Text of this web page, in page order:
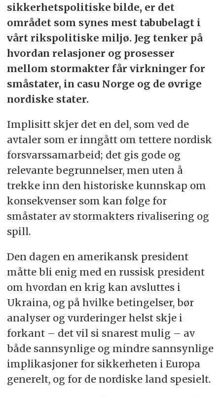
sikkerhetspolitiske bilde, er det
området som synes mest tabubelagt i
vårt rikspolitiske miljø. Jeg tenker på
hvordan relasjoner og prosesser
mellom stormakter får virkninger for
småstater, in casu Norge og de øvrige
nordiske stater.
Implisitt skjer det en del, som ved de
avtaler som er inngått om tettere nordisk
forsvarssamarbeid; det gis gode og
relevante begrunnelser, men uten å
trekke inn den historiske kunnskap om
konsekvenser som kan følge for
småstater av stormakters rivalisering og
spill.
Den dagen en amerikansk president
måtte bli enig med en russisk president
om hvordan en krig kan avsluttes i
Ukraina, og på hvilke betingelser, bør
analyser og vurderinger helst skje i
forkant – det vil si snarest mulig – av
både sannsynlige og mindre sannsynlige
implikasjoner for sikkerheten i Europa
generelt, og for de nordiske land spesielt.